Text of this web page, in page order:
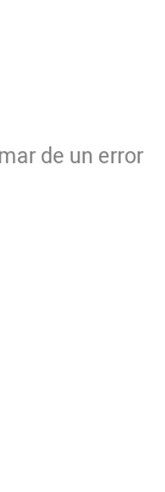
de un error